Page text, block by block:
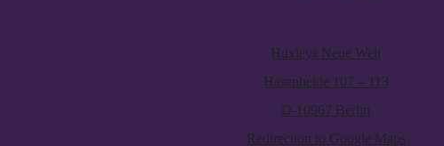
Huxleys Neue Welt
Hasenheide 107 – 113
D-10967 Berlin
Redirection to Google Maps